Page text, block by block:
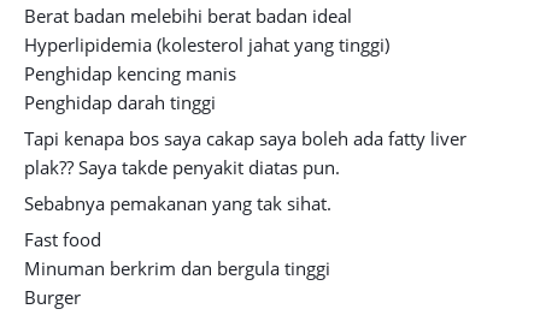
Berat badan melebihi berat badan ideal
Hyperlipidemia (kolesterol jahat yang tinggi)
Penghidap kencing manis
Penghidap darah tinggi
Tapi kenapa bos saya cakap saya boleh ada fatty liver
plak?? Saya takde penyakit diatas pun.
Sebabnya pemakanan yang tak sihat.
Fast food
Minuman berkrim dan bergula tinggi
Burger